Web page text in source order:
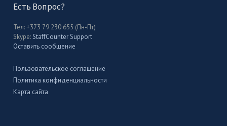
Есть Вопрос?
Тел: +373 79 230 655 (Пн-Пт)
Skype:StaffCounter Support
Оставить сообщение
Пользовательское соглашение
Политика конфиденциальности
Карта сайта